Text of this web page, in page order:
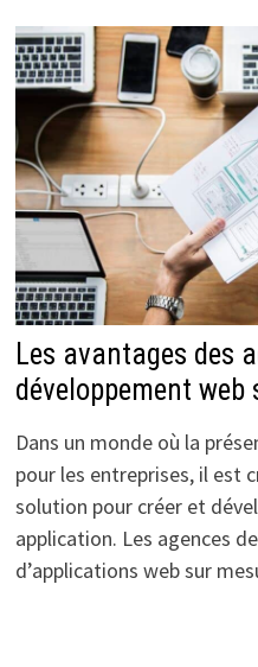
Les avantages des
développement web
Dans un monde où la
pour les entreprises, il est
solution pour créer et
application. Les agences
d’applications web sur